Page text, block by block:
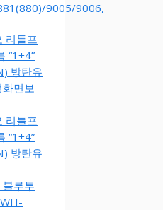
9005/9006,
리틀프
“1+4”
방탄유
면보
리틀프
“1+4”
방탄유
루투